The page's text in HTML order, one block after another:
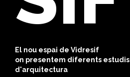
El nou espai de Vidresif
on presentem diferents estudis
d'arquitectura